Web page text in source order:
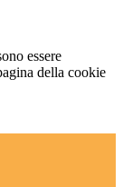
essere
della cookie